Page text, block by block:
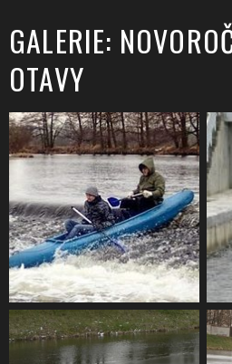
GALERIE:
OTAVY